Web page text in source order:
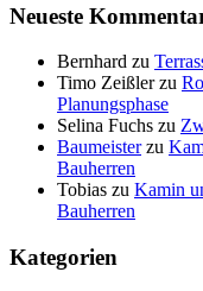
Neueste
Bernhard zu
Timo Zeißlerzu
Planungsphase
Selina Fuchs zu
Baumeisterzu
Bauherren
Tobias zu Kamin
Bauherren
Kategorien